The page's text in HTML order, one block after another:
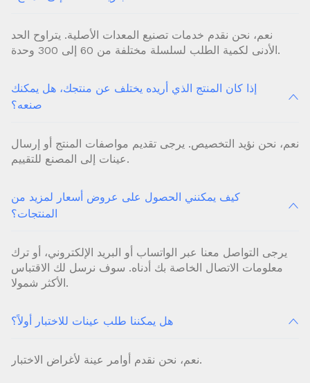
نعم، نحن نقدم خدمات تصنيع المعدات الأصلية. يتراوح الحد
الأدنى لكمية الطلب لسلسلة مختلفة من 60 إلى 300 وحدة.
إذا كان المنتج الذي أريده يختلف عن منتجك، هل يمكنك
صنعه؟
نعم، نحن نؤيد التخصيص. يرجى تقديم مواصفات المنتج أو إرسال
عينات إلى المصنع للتقييم.
كيف يمكنني الحصول على عروض أسعار لمزيد من
المنتجات؟
يرجى التواصل معنا عبر الواتساب أو البريد الإلكتروني، أو ترك
معلومات الاتصال الخاصة بك أدناه. سوف نرسل لك الاقتباس
الأكثر شمولا.
هل يمكننا طلب عينات للاختبار أولاً؟
نعم، نحن نقدم أوامر عينة لأغراض الاختبار.